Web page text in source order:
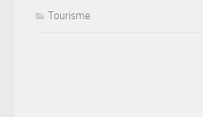
Tourisme